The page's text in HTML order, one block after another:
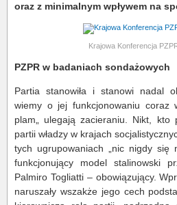
oraz z minimalnym wpływem na
Krajowa Konferencja
PZPR w badaniach sondażowych
Partia stanowiła i stanowi nadal
wiemy o jej funkcjonowaniu coraz
plam„ ulegają zacieraniu. Nikt, kto
partii władzy w krajach
tych ugrupowaniach „nic nigdy się
funkcjonujący model stalinowski
Palmiro Togliatti – obowiązujący.
naruszały wszakże jego cech